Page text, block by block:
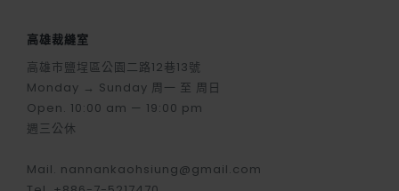
高雄裁縫室
高雄市鹽埕區公園二路12巷13號
Monday → Sunday 周一 至 周日
Open. 10:00 am — 19:00 pm
週三公休
Mail. nannankaohsiung@gmail.com